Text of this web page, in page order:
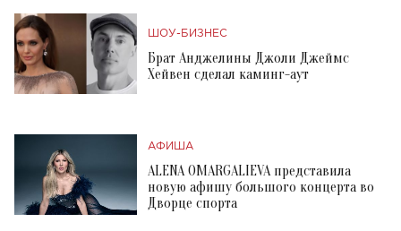
ШОУ-БИЗНЕС
Брат Анджелины Джоли Джеймс
Хейвен сделал каминг-аут
АФИША
ALENA OMARGALIEVA представила
новую афишу большого концерта во
Дворце спорта